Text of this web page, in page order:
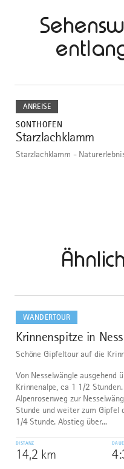
ANREISE
SONTHOFEN
1
Starzlachklamm
Starzlachklamm -
dazu
WANDERTOUR
1
Krinnenspitze in
Schöne Gipfeltour auf die
Von Nesselwängle ausgehend
Krinnenalpe, ca 1 1/2
Alpenrosenweg zur
Stunde und weiter zum Gipfel
1/4 Stunde. Abstieg über...
DISTANZ
14,2 km
dazu